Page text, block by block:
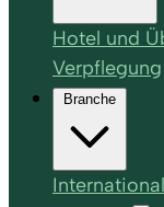
Hotel und
Verpflegung
Branche